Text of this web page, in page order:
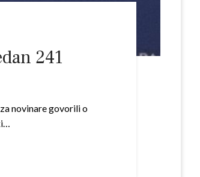
241
novinare govorili o